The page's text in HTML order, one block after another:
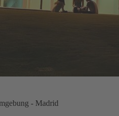
- Madrid